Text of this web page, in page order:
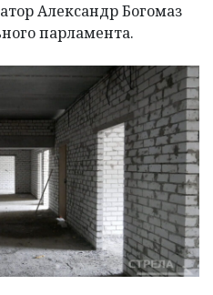
Александр Богомаз
парламента.